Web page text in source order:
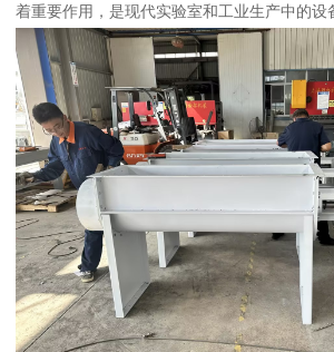
着重要作用，是现代实验室和工业生产中的设